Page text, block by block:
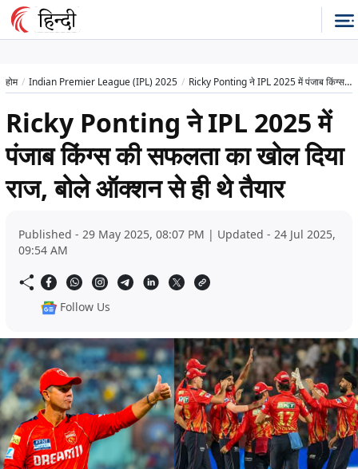
होम Indian Premier League (IPL) 2025 Ricky Ponting ने IPL 2025 में पंजाब किंग्स की सफलता का खोल दिया राज, बोले ऑक्शन से ही थे तैयार
Ricky Ponting ने IPL 2025 में
पंजाब किंग्स की सफलता का खोल दिया
राज, बोले ऑक्शन से ही थे तैयार
Published - 29 May 2025, 08:07 PM | Updated - 24 Jul 2025,
09:54 AM
Follow Us